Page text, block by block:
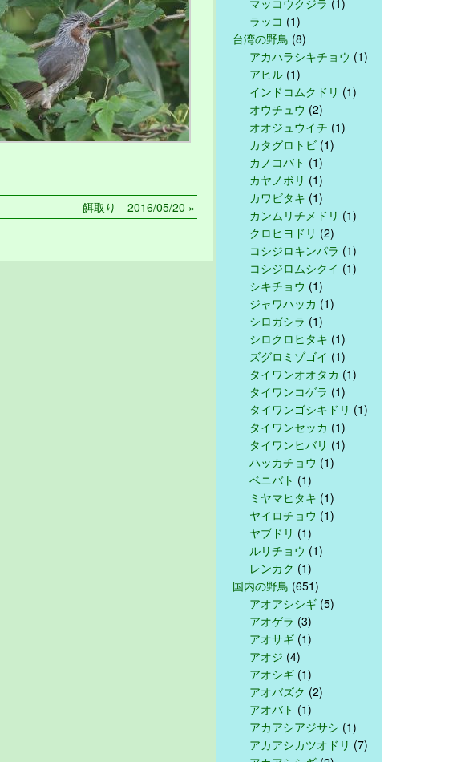
餌取り 2016/05/20 »
ラッコ (1)
台湾の野鳥 (8)
アカハラシキチョウ (1)
アヒル (1)
インドコムクドリ (1)
オウチュウ (2)
オオジュウイチ (1)
カタグロトビ (1)
カノコバト (1)
カヤノボリ (1)
カワビタキ (1)
カンムリチメドリ (1)
クロヒヨドリ (2)
コシジロキンパラ (1)
コシジロムシクイ (1)
シキチョウ (1)
ジャワハッカ (1)
シロガシラ (1)
シロクロヒタキ (1)
ズグロミゾゴイ (1)
タイワンオオタカ (1)
タイワンコゲラ (1)
タイワンゴシキドリ (1)
タイワンセッカ (1)
タイワンヒバリ (1)
ハッカチョウ (1)
ベニバト (1)
ミヤマヒタキ (1)
ヤイロチョウ (1)
ヤブドリ (1)
ルリチョウ (1)
レンカク (1)
国内の野鳥 (651)
アオアシシギ (5)
アオゲラ (3)
アオサギ (1)
アオジ (4)
アオシギ (1)
アオバズク (2)
アオバト (1)
アカアシアジサシ (1)
アカアシカツオドリ (7)